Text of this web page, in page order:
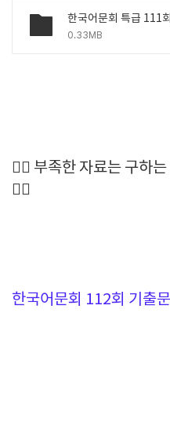
한국어문회 특급 111
0.33MB
🙆‍♂️ 부족한 자료는 구하
🙆‍♀️
한국어문회 112회 기출